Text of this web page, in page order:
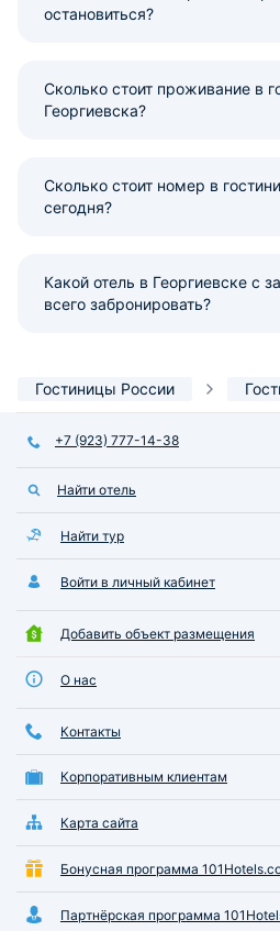
остановиться?
Сколько стоит проживание в
Георгиевска?
Сколько стоит номер в
сегодня?
Какой отель в Георгиевске с
всего забронировать?
Гостиницы России
+7 (923) 777-14-38
Найти отель
Найти тур
Войти в личный кабинет
Добавить объект размещения
О нас
Контакты
Корпоративным клиентам
Карта сайта
Бонусная программа
Партнёрская программа